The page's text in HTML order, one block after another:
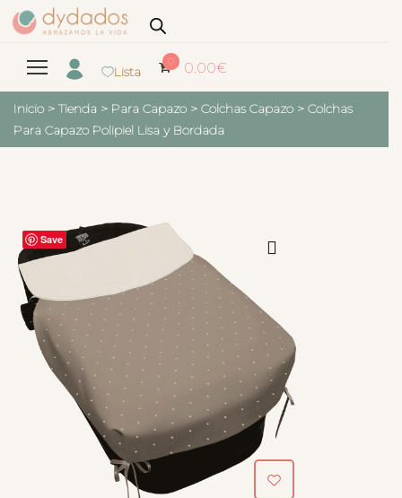
Lista
0 0.00€
Inicio > Tienda > Para Capazo > Colchas Capazo > Colchas
Para Capazo Polipiel Lisa y Bordada
Save